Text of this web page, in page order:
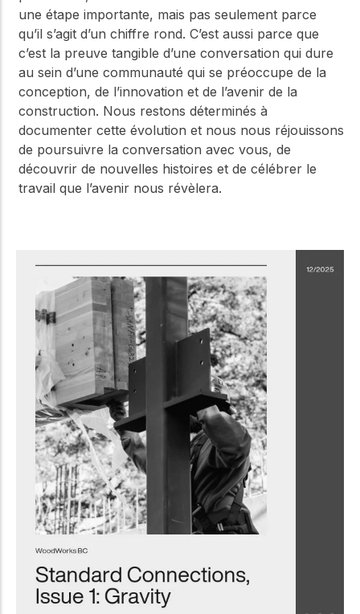
une étape importante, mais pas seulement parce
qu’il s’agit d’un chiffre rond. C’est aussi parce que
c’est la preuve tangible d’une conversation qui dure
au sein d’une communauté qui se préoccupe de la
conception, de l’innovation et de l’avenir de la
construction. Nous restons déterminés à
documenter cette évolution et nous nous réjouissons
de poursuivre la conversation avec vous, de
découvrir de nouvelles histoires et de célébrer le
travail que l’avenir nous révèlera.